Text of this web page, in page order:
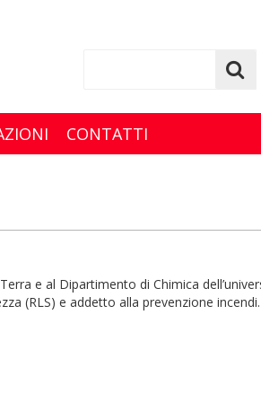
CONTATTI
e al Dipartimento di Chimica
(RLS) e addetto alla prevenzione incendi.